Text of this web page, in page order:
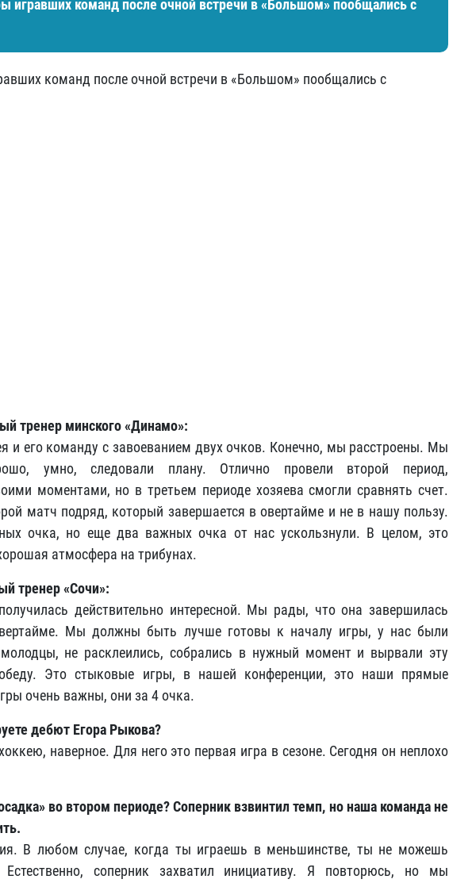
игравших команд после очной встречи в «Большом» пообщались с
команд после очной встречи в «Большом» пообщались с
тренер минского «Динамо»:
и его команду с завоеванием двух очков. Конечно, мы расстроены. Мы
умно, следовали плану. Отлично провели второй период,
моментами, но в третьем периоде хозяева смогли сравнять счет.
матч подряд, который завершается в овертайме и не в нашу пользу.
очка, но еще два важных очка от нас ускользнули. В целом, это
атмосфера на трибунах.
тренер «Сочи»:
действительно интересной. Мы рады, что она завершилась
Мы должны быть лучше готовы к началу игры, у нас были
не расклеились, собрались в нужный момент и вырвали эту
Это стыковые игры, в нашей конференции, это наши прямые
очень важны, они за 4 очка.
дебют Егора Рыкова?
наверное. Для него это первая игра в сезоне. Сегодня он неплохо
во втором периоде? Соперник взвинтил темп, но наша команда не
В любом случае, когда ты играешь в меньшинстве, ты не можешь
Естественно, соперник захватил инициативу. Я повторюсь, но мы